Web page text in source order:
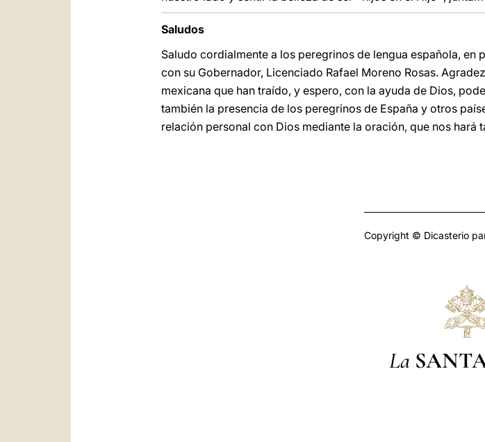
Saludos
Saludo cordialmente a los peregrinos de lengua española,
con su Gobernador, Licenciado Rafael Moreno Rosas.
mexicana que han traído, y espero, con la ayuda de Dios,
también la presencia de los peregrinos de España y otros
relación personal con Dios mediante la oración, que nos hará
Copyright © Dicasterio
La